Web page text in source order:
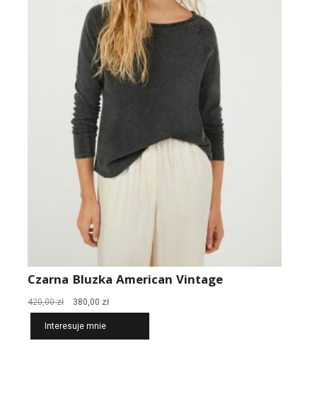
Czarna Bluzka American Vintage
420,00zł
Pierwotna
cena
wynosiła:
420,00 zł.
380,00 złAktualna
cena
380,00 zł.
Interesuje mnie